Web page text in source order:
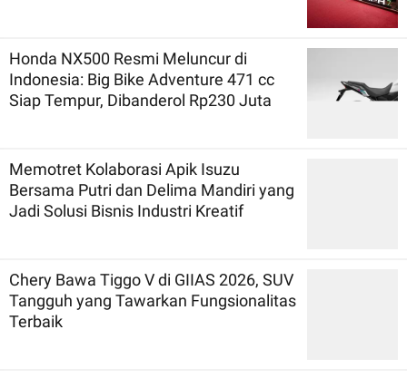
Honda NX500 Resmi Meluncur di
Indonesia: Big Bike Adventure 471 cc
Siap Tempur, Dibanderol Rp230 Juta
Memotret Kolaborasi Apik Isuzu
Bersama Putri dan Delima Mandiri yang
Jadi Solusi Bisnis Industri Kreatif
Chery Bawa Tiggo V di GIIAS 2026, SUV
Tangguh yang Tawarkan Fungsionalitas
Terbaik